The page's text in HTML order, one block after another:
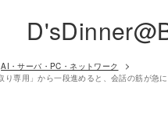
AI・サーバ・PC・ネットワーク